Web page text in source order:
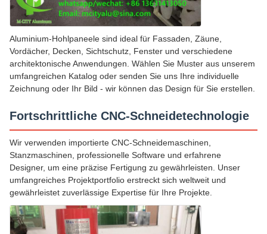
Aluminium-Hohlpaneele sind ideal für Fassaden, Zäune,
Vordächer, Decken, Sichtschutz, Fenster und verschiedene
architektonische Anwendungen. Wählen Sie Muster aus unserem
umfangreichen Katalog oder senden Sie uns Ihre individuelle
Zeichnung oder Ihr Bild - wir können das Design für Sie erstellen.
Fortschrittliche CNC-Schneidetechnologie
Wir verwenden importierte CNC-Schneidemaschinen,
Stanzmaschinen, professionelle Software und erfahrene
Designer, um eine präzise Fertigung zu gewährleisten. Unser
umfangreiches Projektportfolio erstreckt sich weltweit und
gewährleistet zuverlässige Expertise für Ihre Projekte.